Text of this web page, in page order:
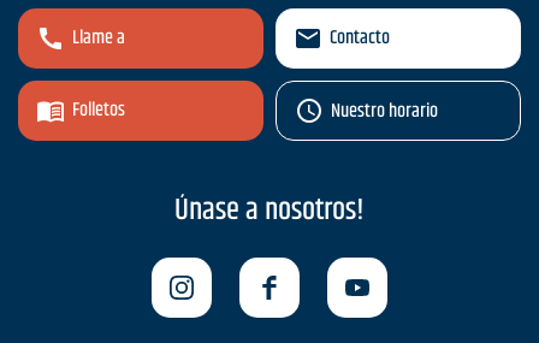
Llame a
Folletos
Contacto
Nuestro horario
Únase a nosotros!